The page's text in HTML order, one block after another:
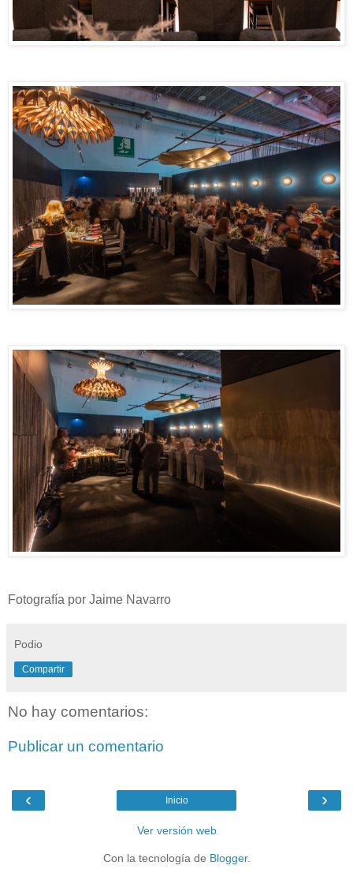
Fotografía por Jaime Navarro
Podio
Compartir
No hay comentarios:
Publicar un comentario
‹ ›
Inicio
Ver versión web
Con la tecnología de Blogger.